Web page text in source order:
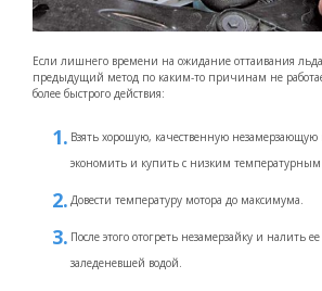
Если лишнего времени на ожидание оттаивания
предыдущий метод по каким-то причинам не
более быстрого действия:
Взять хорошую, качественную незамерзающую
экономить и купить с низким
Довести температуру мотора до максимума.
После этого отогреть незамерзайку и налить
заледеневшей водой.